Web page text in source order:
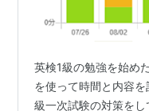
英検1級の勉強を始め
を使って時間と内容
級一次試験の対策を